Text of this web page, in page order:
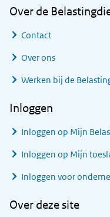
Over de
Contact
Over ons
Werken bij de
Inloggen
Inloggen op Mijn
Inloggen op Mijn
Inloggen voor
Over deze site